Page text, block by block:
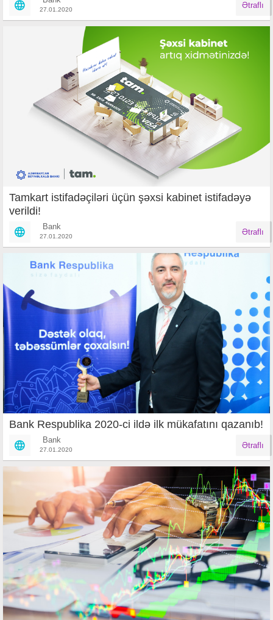
27.01.2020 Ətraflı
Tamkart istifadəçiləri üçün şəxsi kabinet istifadəyə
verildi!
Bank
27.01.2020 Ətraflı
Bank Respublika 2020-ci ildə ilk mükafatını qazanıb!
Bank
27.01.2020 Ətraflı